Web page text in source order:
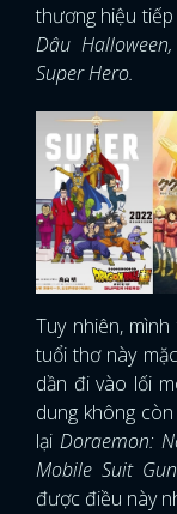
thương hiệu
Dâu
Super Hero.
Tuy nhiên,
tuổi thơ này
dần đi vào lối
dung không
lại Doraemon:
Mobile Suit
được điều này